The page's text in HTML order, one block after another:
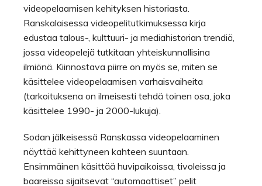
videopelaamisen kehityksen historiasta.
Ranskalaisessa videopelitutkimuksessa kirja
edustaa talous-, kulttuuri- ja mediahistorian trendiä,
jossa videopelejä tutkitaan yhteiskunnallisina
ilmiönä. Kiinnostava piirre on myös se, miten se
käsittelee videopelaamisen varhaisvaiheita
(tarkoituksena on ilmeisesti tehdä toinen osa, joka
käsittelee 1990- ja 2000-lukuja).
Sodan jälkeisessä Ranskassa videopelaaminen
näyttää kehittyneen kahteen suuntaan.
Ensimmäinen käsittää huvipaikoissa, tivoleissa ja
baareissa sijaitsevat “automaattiset” pelit